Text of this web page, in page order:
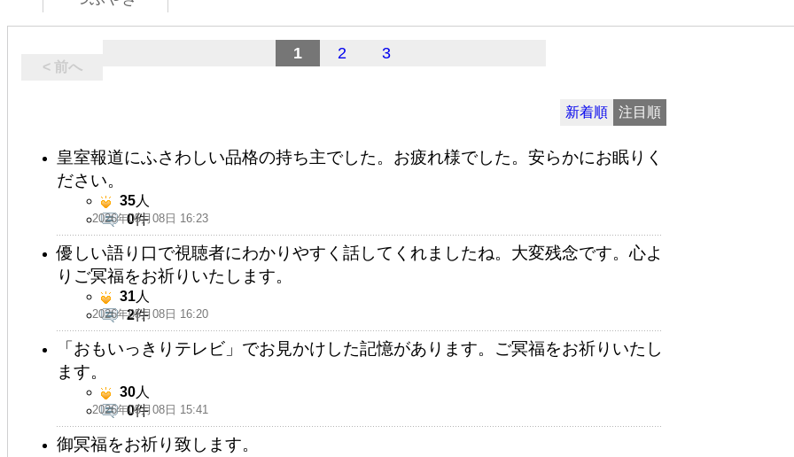
< 前へ
1 2 3
新着順 注目順
皇室報道にふさわしい品格の持ち主でした。お疲れ様でした。安らかにお眠りく
ださい。
2026年05月08日 16:23
35人
0件
優しい語り口で視聴者にわかりやすく話してくれましたね。大変残念です。心よ
りご冥福をお祈りいたします。
2026年05月08日 16:20
31人
2件
「おもいっきりテレビ」でお見かけした記憶があります。ご冥福をお祈りいたし
ます。
2026年05月08日 15:41
30人
0件
御冥福をお祈り致します。